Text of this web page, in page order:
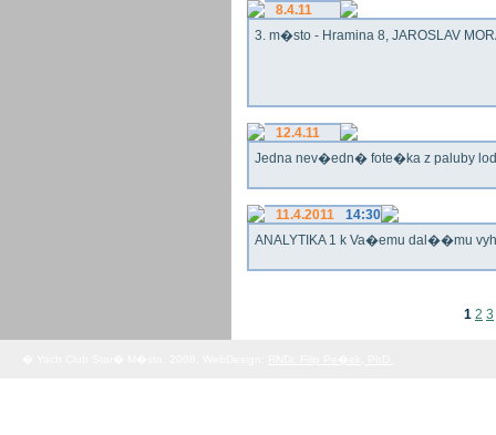
8.4.11
3. m�sto - Hramina 8, JAROSLAV
12.4.11
Jedna nev�edn� fote�ka z paluby
11.4.2011
14:30
ANALYTIKA 1 k Va�emu dal��mu
1 2 3